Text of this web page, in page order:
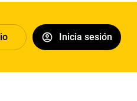
Inicia sesión